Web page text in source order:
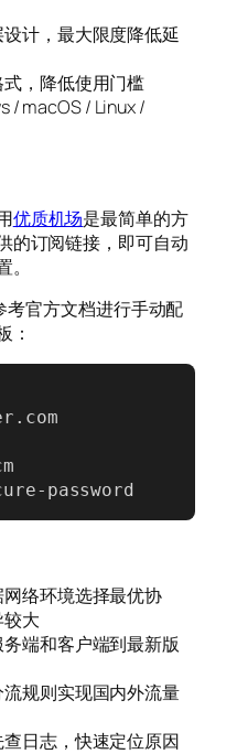
计，最大限度降低延
，降低使用门槛
/ macOS / Linux /
优质机场是最简单的方
的订阅链接，即可自动
考官方文档进行手动配
：
password
网络环境选择最优协
大
端和客户端到最新版
流规则实现国内外流量
日志，快速定位原因